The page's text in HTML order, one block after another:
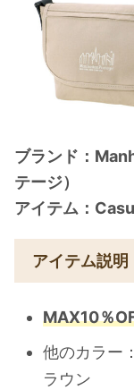
ブランド：
テージ）
アイテム：
アイテム説明
MAX10％
他のカラー
ラウン